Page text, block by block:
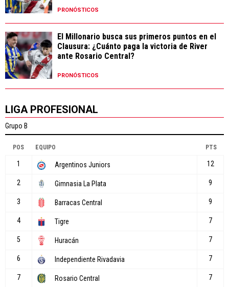
PRONÓSTICOS
El Millonario busca sus primeros puntos en el
Clausura: ¿Cuánto paga la victoria de River
ante Rosario Central?
PRONÓSTICOS
LIGA PROFESIONAL